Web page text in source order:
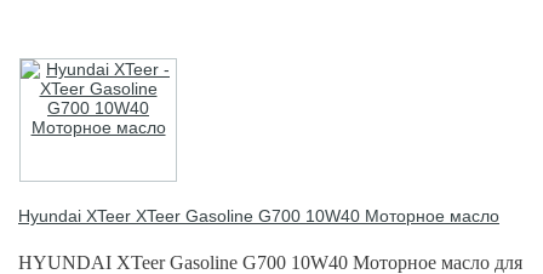
Hyundai XTeer XTeer Gasoline G700 10W40 Моторное масло
HYUNDAI XTeer Gasoline G700 10W40 Моторное масло для